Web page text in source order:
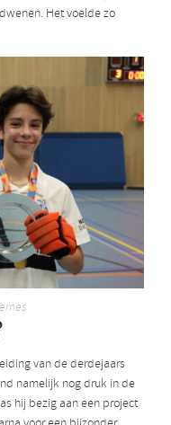
Het voelde zo
van de derdejaars
namelijk nog druk in de
hij bezig aan een project